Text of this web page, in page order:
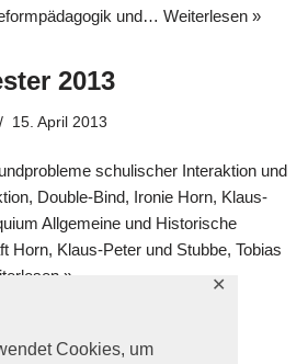
Cookies, um
✕
und… Weiterlesen »
2013
15. April 2013
schulischer Interaktion und
Double-Bind, Ironie Horn, Klaus-
Allgemeine und Historische
Horn, Klaus-Peter und Stubbe, Tobias
»